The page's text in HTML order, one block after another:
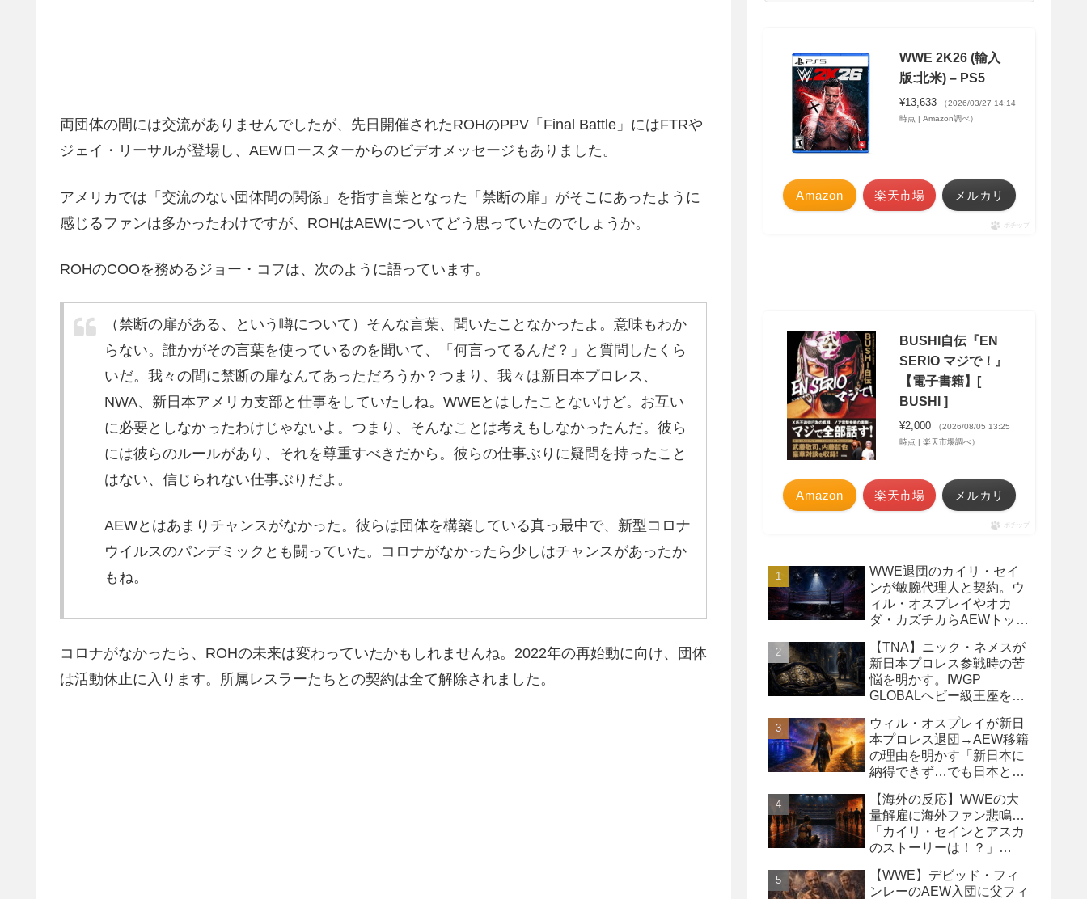
両団体の間には交流がありませんでしたが、先日開催されたROHのPPV「Final Battle」にはFTRや
ジェイ・リーサルが登場し、AEWロースターからのビデオメッセージもありました。
アメリカでは「交流のない団体間の関係」を指す言葉となった「禁断の扉」がそこにあったように
感じるファンは多かったわけですが、ROHはAEWについてどう思っていたのでしょうか。
ROHのCOOを務めるジョー・コフは、次のように語っています。
（禁断の扉がある、という噂について）そんな言葉、聞いたことなかったよ。意味もわか
らない。誰かがその言葉を使っているのを聞いて、「何言ってるんだ？」と質問したくら
いだ。我々の間に禁断の扉なんてあっただろうか？つまり、我々は新日本プロレス、
NWA、新日本アメリカ支部と仕事をしていたしね。WWEとはしたことないけど。お互い
に必要としなかったわけじゃないよ。つまり、そんなことは考えもしなかったんだ。彼ら
には彼らのルールがあり、それを尊重すべきだから。彼らの仕事ぶりに疑問を持ったこと
はない、信じられない仕事ぶりだよ。
AEWとはあまりチャンスがなかった。彼らは団体を構築している真っ最中で、新型コロナ
ウイルスのパンデミックとも闘っていた。コロナがなかったら少しはチャンスがあったか
もね。
コロナがなかったら、ROHの未来は変わっていたかもしれませんね。2022年の再始動に向け、団体
は活動休止に入ります。所属レスラーたちとの契約は全て解除されました。
WWE 2K26 (輸入
版:北米) – PS5
¥13,633
（2026/03/27 14:14
時点 | Amazon調べ）
Amazon 楽天市場 メルカリ
ポチップ
BUSHI自伝『EN
SERIO マジで！』
【電子書籍】[
BUSHI ]
¥2,000
（2026/08/05 13:25
時点 | 楽天市場調べ）
Amazon 楽天市場 メルカリ
ポチップ
WWE退団のカイリ・セイ
ンが敏腕代理人と契約。ウ
ィル・オスプレイやオカ
ダ・カズチカらAEWトップ
【TNA】ニック・ネメスが
新日本プロレス参戦時の苦
悩を明かす。IWGP
GLOBALヘビー級王座を
挫
ウィル・オスプレイが新日
本プロレス退団→AEW移籍
の理由を明かす「新日本に
納得できず…でも日本との
【海外の反応】WWEの大
量解雇に海外ファン悲鳴…
「カイリ・セインとアスカ
のストーリーは！？」
の犠牲になった」
【WWE】デビッド・フィ
ンレーのAEW入団に父フィ